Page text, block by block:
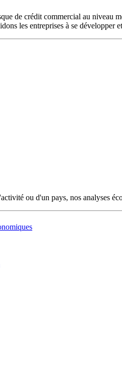
de crédit commercial au niveau
les entreprises à se
ou d'un pays, nos analyses